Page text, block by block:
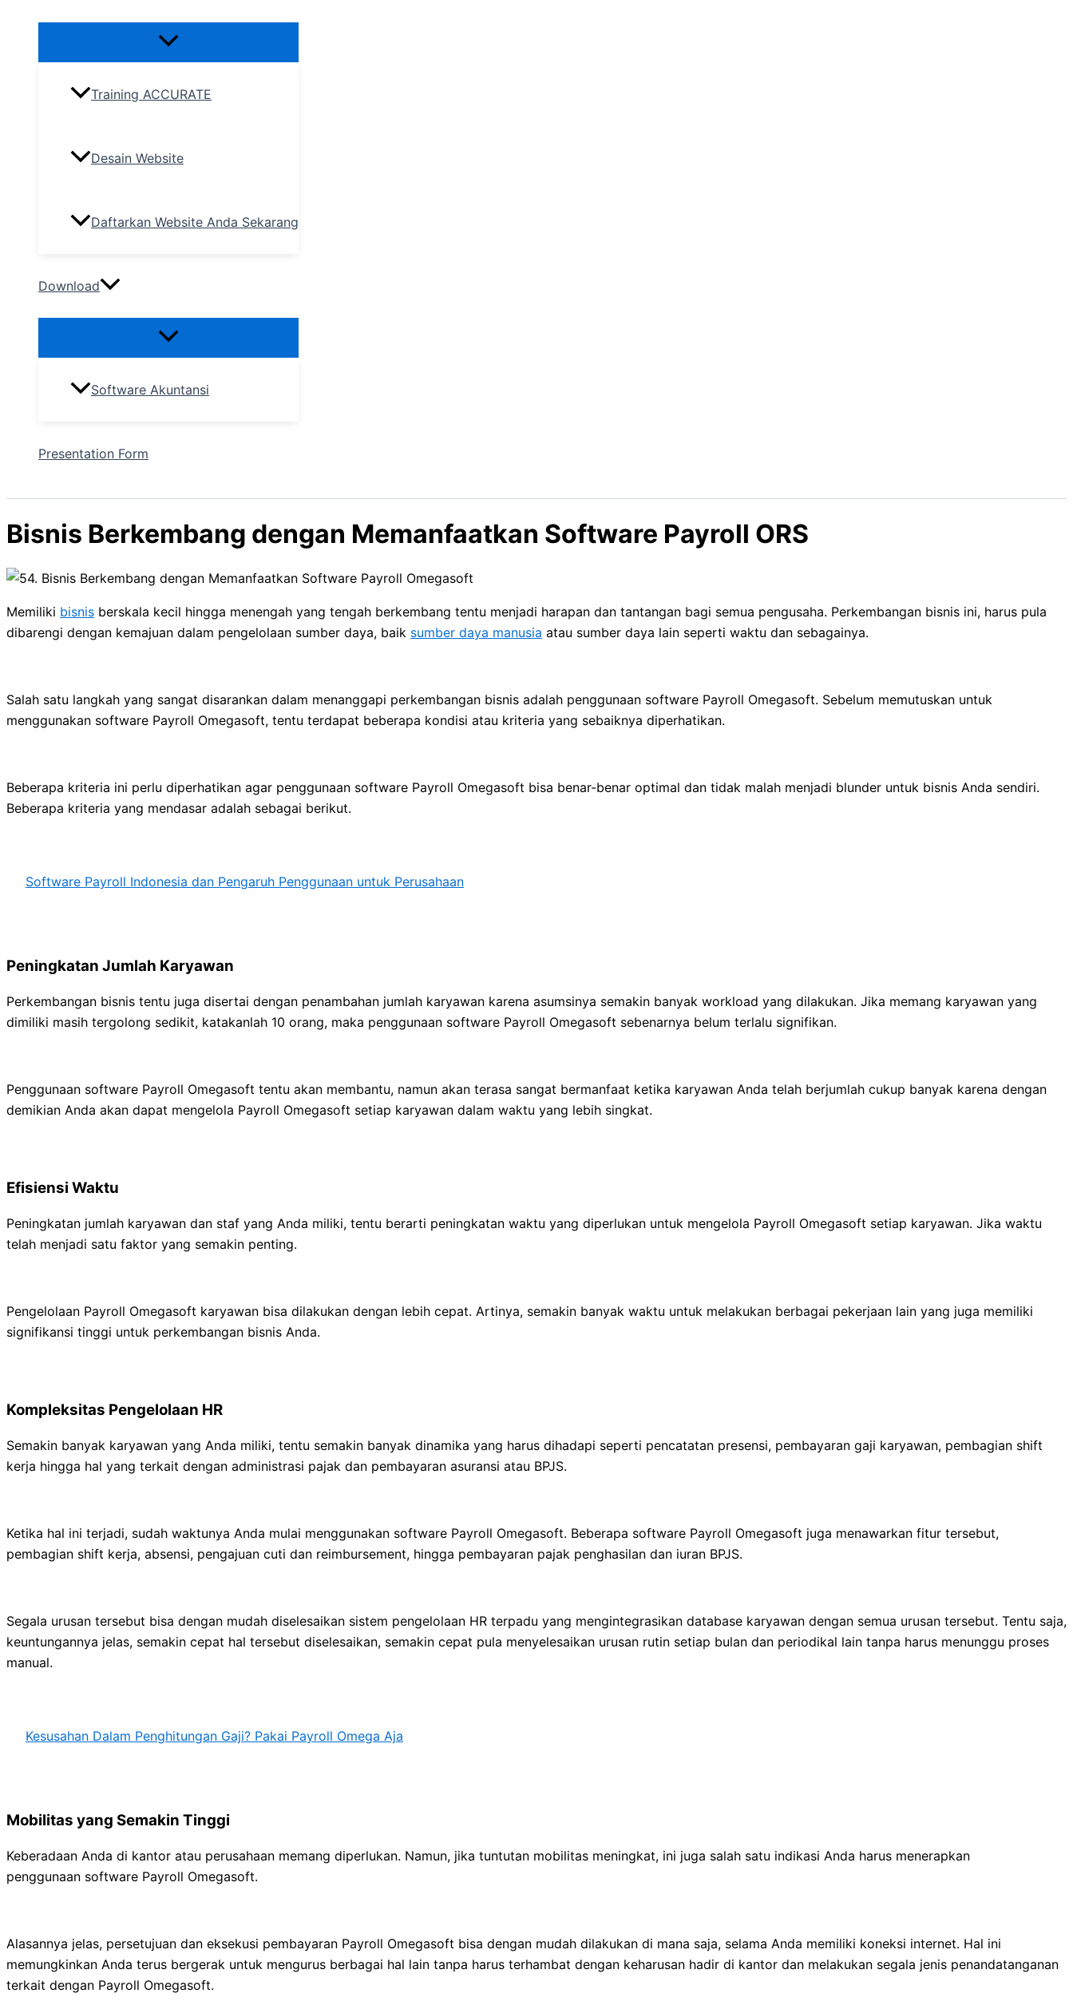
Training ACCURATE
Desain Website
Daftarkan Website Anda Sekarang
Download
Software Akuntansi
Presentation Form
Bisnis Berkembang dengan Memanfaatkan Software Payroll ORS
Memiliki bisnis berskala kecil hingga menengah yang tengah berkembang tentu menjadi harapan dan tantangan bagi semua pengusaha. Perkembangan bisnis ini, harus pula
dibarengi dengan kemajuan dalam pengelolaan sumber daya, baik sumber daya manusia atau sumber daya lain seperti waktu dan sebagainya.
Salah satu langkah yang sangat disarankan dalam menanggapi perkembangan bisnis adalah penggunaan software Payroll Omegasoft. Sebelum memutuskan untuk
menggunakan software Payroll Omegasoft, tentu terdapat beberapa kondisi atau kriteria yang sebaiknya diperhatikan.
Beberapa kriteria ini perlu diperhatikan agar penggunaan software Payroll Omegasoft bisa benar-benar optimal dan tidak malah menjadi blunder untuk bisnis Anda sendiri.
Beberapa kriteria yang mendasar adalah sebagai berikut.
Software Payroll Indonesia dan Pengaruh Penggunaan untuk Perusahaan
Peningkatan Jumlah Karyawan
Perkembangan bisnis tentu juga disertai dengan penambahan jumlah karyawan karena asumsinya semakin banyak workload yang dilakukan. Jika memang karyawan yang
dimiliki masih tergolong sedikit, katakanlah 10 orang, maka penggunaan software Payroll Omegasoft sebenarnya belum terlalu signifikan.
Penggunaan software Payroll Omegasoft tentu akan membantu, namun akan terasa sangat bermanfaat ketika karyawan Anda telah berjumlah cukup banyak karena dengan
demikian Anda akan dapat mengelola Payroll Omegasoft setiap karyawan dalam waktu yang lebih singkat.
Efisiensi Waktu
Peningkatan jumlah karyawan dan staf yang Anda miliki, tentu berarti peningkatan waktu yang diperlukan untuk mengelola Payroll Omegasoft setiap karyawan. Jika waktu
telah menjadi satu faktor yang semakin penting.
Pengelolaan Payroll Omegasoft karyawan bisa dilakukan dengan lebih cepat. Artinya, semakin banyak waktu untuk melakukan berbagai pekerjaan lain yang juga memiliki
signifikansi tinggi untuk perkembangan bisnis Anda.
Kompleksitas Pengelolaan HR
Semakin banyak karyawan yang Anda miliki, tentu semakin banyak dinamika yang harus dihadapi seperti pencatatan presensi, pembayaran gaji karyawan, pembagian shift
kerja hingga hal yang terkait dengan administrasi pajak dan pembayaran asuransi atau BPJS.
Ketika hal ini terjadi, sudah waktunya Anda mulai menggunakan software Payroll Omegasoft. Beberapa software Payroll Omegasoft juga menawarkan fitur tersebut,
pembagian shift kerja, absensi, pengajuan cuti dan reimbursement, hingga pembayaran pajak penghasilan dan iuran BPJS.
Segala urusan tersebut bisa dengan mudah diselesaikan sistem pengelolaan HR terpadu yang mengintegrasikan database karyawan dengan semua urusan tersebut. Tentu saja,
keuntungannya jelas, semakin cepat hal tersebut diselesaikan, semakin cepat pula menyelesaikan urusan rutin setiap bulan dan periodikal lain tanpa harus menunggu proses
manual.
Kesusahan Dalam Penghitungan Gaji? Pakai Payroll Omega Aja
Mobilitas yang Semakin Tinggi
Keberadaan Anda di kantor atau perusahaan memang diperlukan. Namun, jika tuntutan mobilitas meningkat, ini juga salah satu indikasi Anda harus menerapkan
penggunaan software Payroll Omegasoft.
Alasannya jelas, persetujuan dan eksekusi pembayaran Payroll Omegasoft bisa dengan mudah dilakukan di mana saja, selama Anda memiliki koneksi internet. Hal ini
memungkinkan Anda terus bergerak untuk mengurus berbagai hal lain tanpa harus terhambat dengan keharusan hadir di kantor dan melakukan segala jenis penandatanganan
terkait dengan Payroll Omegasoft.